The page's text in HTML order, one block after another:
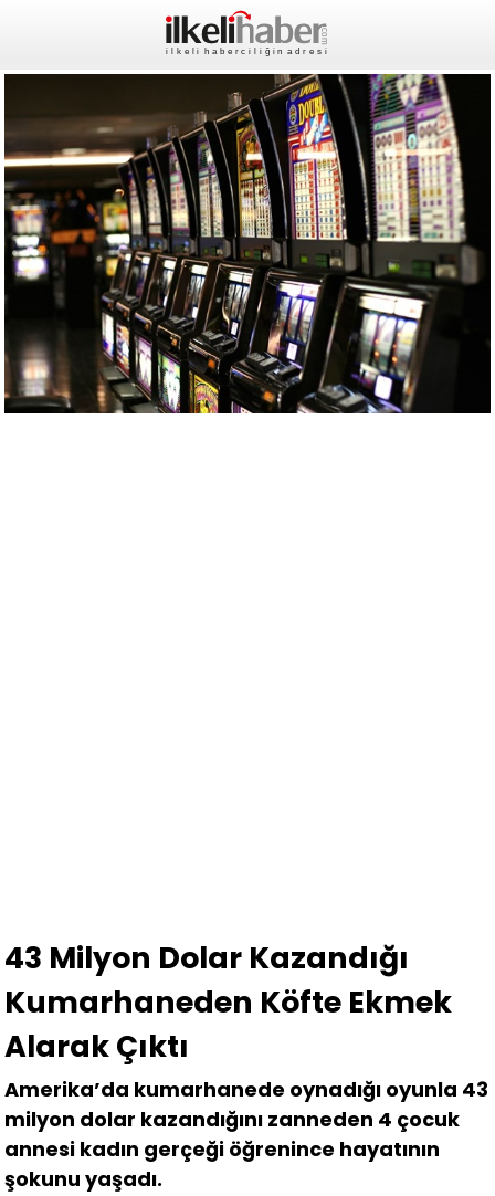
43 Milyon Dolar Kazandığı
Kumarhaneden Köfte Ekmek
Alarak Çıktı
Amerika’da kumarhanede oynadığı oyunla 43
milyon dolar kazandığını zanneden 4 çocuk
annesi kadın gerçeği öğrenince hayatının
şokunu yaşadı.